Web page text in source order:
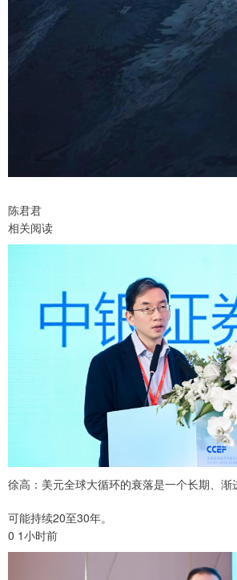
陈君君
相关阅读
徐高：美元全球大循环的衰落是一个长期、渐
可能持续20至30年。
0 1小时前